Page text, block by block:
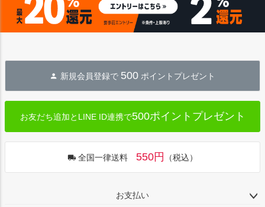
新規会員登録で 500 ポイントプレゼント
お友だち追加とLINE ID連携で500ポイントプレゼント
全国一律送料 550円 （税込）
お支払い